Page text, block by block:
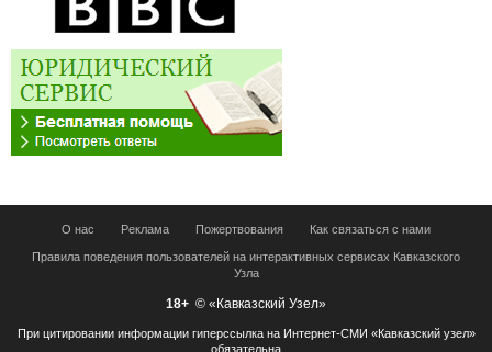
О нас Реклама Пожертвования Как связаться с нами
Правила поведения пользователей на интерактивных сервисах Кавказского
Узла
18+ © «Кавказский Узел»
При цитировании информации гиперссылка на Интернет-СМИ «Кавказский узел»
обязательна